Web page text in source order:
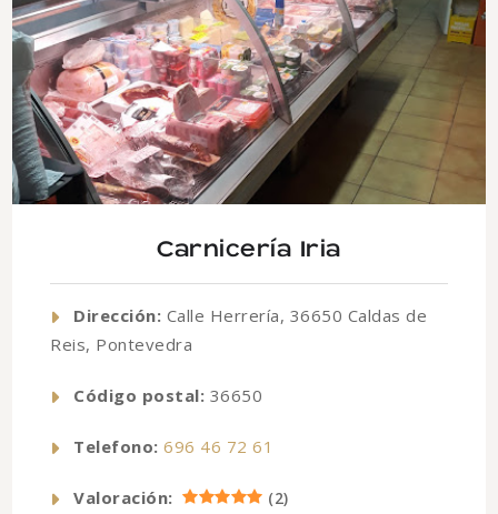
Carnicería Iria
Dirección: Calle Herrería, 36650 Caldas de
Reis, Pontevedra
Código postal: 36650
Telefono: 696 46 72 61
Valoración: (2)